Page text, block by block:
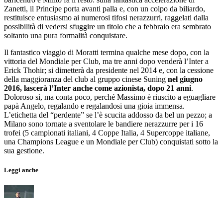
Zanetti, il Principe porta avanti palla e, con un colpo da biliardo,
restituisce entusiasmo ai numerosi tifosi nerazzurri, raggelati dalla
possibilità di vedersi sfuggire un titolo che a febbraio era sembrato
soltanto una pura formalità conquistare.
Il fantastico viaggio di Moratti termina qualche mese dopo, con la
vittoria del Mondiale per Club, ma tre anni dopo venderà l’Inter a
Erick Thohir; si dimetterà da presidente nel 2014 e, con la cessione
della maggioranza del club al gruppo cinese Suning nel giugno
2016, lascerà l’Inter anche come azionista, dopo 21 anni.
Doloroso sì, ma conta poco, perché Massimo è riuscito a eguagliare
papà Angelo, regalando e regalandosi una gioia immensa.
L’etichetta del “perdente” se l’è scucita addosso da bel un pezzo; a
Milano sono tornate a sventolare le bandiere nerazzurre per i 16
trofei (5 campionati italiani, 4 Coppe Italia, 4 Supercoppe italiane,
una Champions League e un Mondiale per Club) conquistati sotto la
sua gestione.
Leggi anche